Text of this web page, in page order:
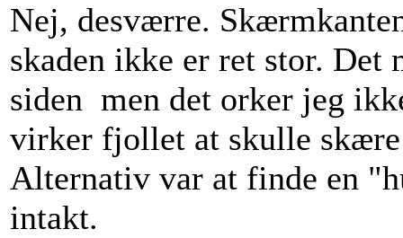
Nej, desværre.
skaden ikke er ret stor. Det
siden men det orker jeg
virker fjollet at skulle
Alternativ var at finde en
intakt.